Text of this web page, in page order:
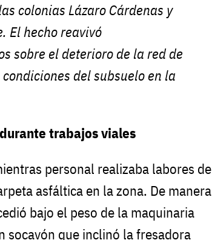
colonias Lázaro Cárdenas y
El hecho reavivó
sobre el deterioro de la red de
del subsuelo en la
trabajos viales
personal realizaba labores de
asfáltica en la zona. De manera
bajo el peso de la maquinaria
socavón que inclinó la fresadora